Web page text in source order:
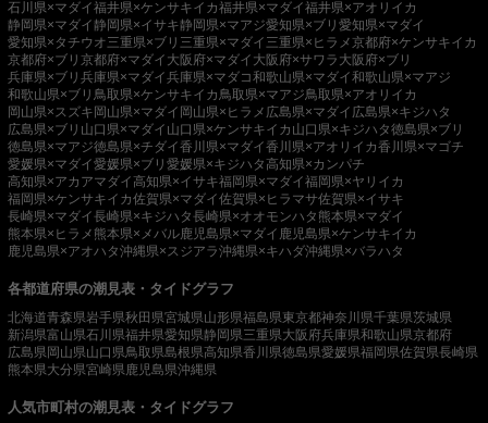
石川県×マダイ福井県×ケンサキイカ福井県×マダイ福井県×アオリイカ
静岡県×マダイ 静岡県×イサキ静岡県×マアジ愛知県×ブリ 愛知県×マダイ
愛知県×タチウオ三重県×ブリ 三重県×マダイ 三重県×ヒラメ京都府×ケンサキイカ
京都府×ブリ 京都府×マダイ 大阪府×マダイ 大阪府×サワラ 大阪府×ブリ
兵庫県×ブリ 兵庫県×マダイ兵庫県×マダコ和歌山県×マダイ和歌山県×マアジ
和歌山県×ブリ 鳥取県×ケンサキイカ鳥取県×マアジ鳥取県×アオリイカ
岡山県×スズキ 岡山県×マダイ 岡山県×ヒラメ 広島県×マダイ 広島県×キジハタ
広島県×ブリ 山口県×マダイ 山口県×ケンサキイカ 山口県×キジハタ徳島県×ブリ
徳島県×マアジ徳島県×チダイ香川県×マダイ香川県×アオリイカ香川県×マゴチ
愛媛県×マダイ愛媛県×ブリ 愛媛県×キジハタ高知県×カンパチ
高知県×アカアマダイ高知県×イサキ福岡県×マダイ福岡県×ヤリイカ
福岡県×ケンサキイカ佐賀県×マダイ佐賀県×ヒラマサ佐賀県×イサキ
長崎県×マダイ長崎県×キジハタ長崎県×オオモンハタ 熊本県×マダイ
熊本県×ヒラメ 熊本県×メバル鹿児島県×マダイ 鹿児島県×ケンサキイカ
鹿児島県×アオハタ沖縄県×スジアラ沖縄県×キハダ沖縄県×バラハタ
各都道府県の潮見表・タイドグラフ
北海道青森県岩手県秋田県宮城県山形県福島県東京都神奈川県千葉県茨城県
新潟県富山県石川県福井県愛知県静岡県三重県大阪府兵庫県和歌山県京都府
広島県岡山県山口県鳥取県島根県高知県香川県徳島県愛媛県福岡県佐賀県長崎県
熊本県大分県宮崎県鹿児島県沖縄県
人気市町村の潮見表・タイドグラフ